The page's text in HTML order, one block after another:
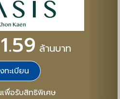
1.59 ล้านบาท
ทะเบียน
เพื่อรับสิทธิพิเศษ